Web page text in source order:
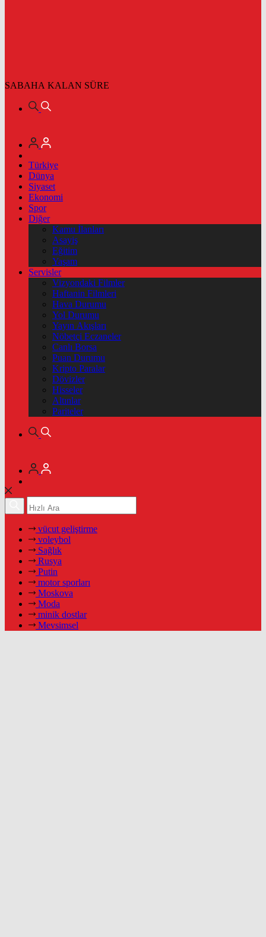
SABAHA KALAN SÜRE
Türkiye
Dünya
Siyaset
Ekonomi
Spor
Diğer
Kamu İlanları
Asayiş
Eğitim
Yaşam
Servisler
Vizyondaki Filmler
Haftanin Filmleri
Hava Durumu
Yol Durumu
Yayın Akışları
Nöbetçi Eczaneler
Canlı Borsa
Puan Durumu
Kripto Paralar
Dövizler
Hisseler
Altınlar
Pariteler
vücut geliştirme
voleybol
Sağlık
Rusya
Putin
motor sporları
Moskova
Moda
minik dostlar
Mevsimsel